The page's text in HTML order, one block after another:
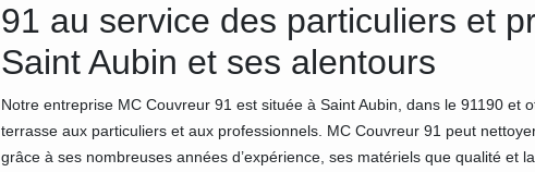
91 au service des particuliers et
Saint Aubin et ses alentours
Notre entreprise MC Couvreur 91 est située à Saint Aubin, dans le 91190 et
terrasse aux particuliers et aux professionnels. MC Couvreur 91 peut
grâce à ses nombreuses années d’expérience, ses matériels que qualité et